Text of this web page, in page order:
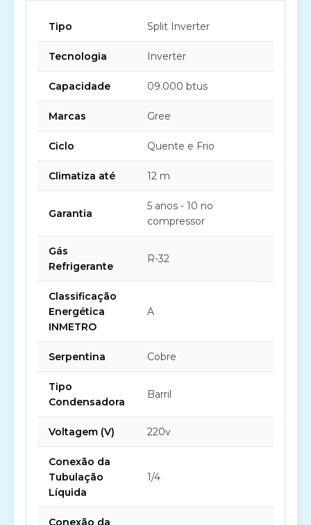
Tipo Split Inverter
Tecnologia Inverter
Capacidade 09.000 btus
Marcas Gree
Ciclo Quente e Frio
Climatiza até 12 m
Garantia
5 anos - 10 no
compressor
Gás
Refrigerante
R-32
Classificação
Energética
INMETRO
A
Serpentina Cobre
Tipo
Condensadora
Barril
Voltagem (V) 220v
Conexão da
Tubulação
Líquida
1/4
Conexão da